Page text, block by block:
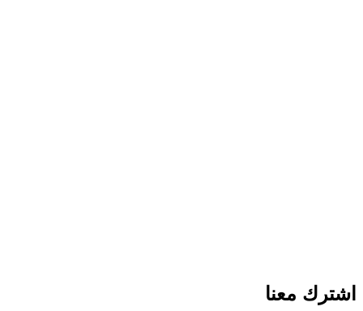
اشترك معنا